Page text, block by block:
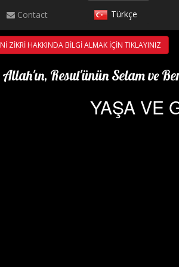
Contact Türkçe
English
Deutsch
Français
ZİKRİ HAKKINDA BİLGİ ALMAK İÇİN TIKLAYINIZ
Allah'ın, Resul'ünün Selam ve
YAŞA VE